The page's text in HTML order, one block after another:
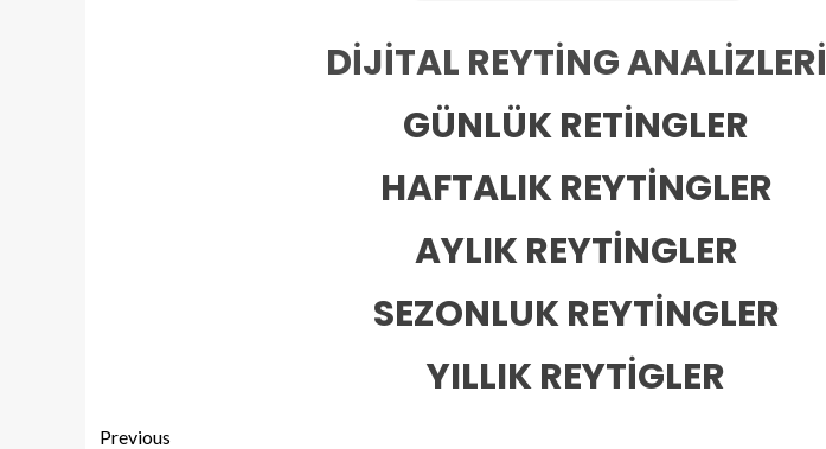
DİJİTAL REYTİNG ANALİZLERİ
GÜNLÜK RETİNGLER
HAFTALIK REYTİNGLER
AYLIK REYTİNGLER
SEZONLUK REYTİNGLER
YILLIK REYTİGLER
Previous